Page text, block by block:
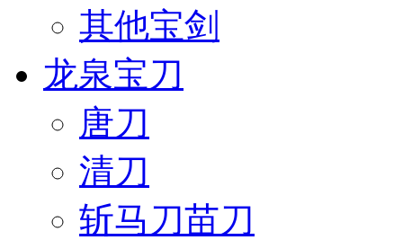
其他宝剑
龙泉宝刀
唐刀
清刀
斩马刀苗刀